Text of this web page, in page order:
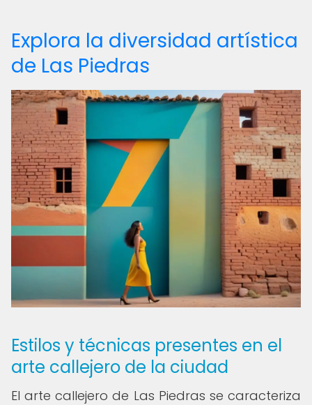
Explora la diversidad artística
de Las Piedras
Estilos y técnicas presentes en el
arte callejero de la ciudad
El arte callejero de Las Piedras se caracteriza